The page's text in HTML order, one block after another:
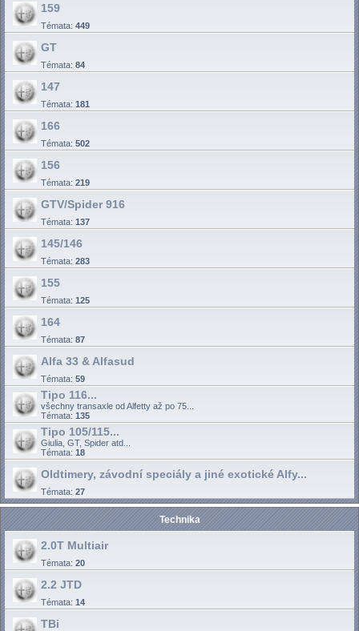
159
Témata: 449
GT
Témata: 84
147
Témata: 181
166
Témata: 502
156
Témata: 219
GTV/Spider 916
Témata: 137
145/146
Témata: 283
155
Témata: 125
164
Témata: 87
Alfa 33 & Alfasud
Témata: 59
Tipo 116...
všechny transaxle od Alfetty až po 75...
Témata: 135
Tipo 105/115...
Giulia, GT, Spider atd...
Témata: 18
Oldtimery, závodní speciály a jiné exotické Alfy...
Témata: 27
Technika
2.0T Multiair
Témata: 20
2.2 JTD
Témata: 14
TBi